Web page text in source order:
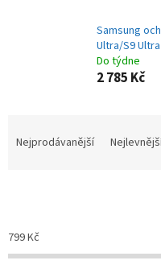
Samsung
Ultra/S9
Do týdne
2 785 Kč
p
r
o
Nejprodávanější
799Kč